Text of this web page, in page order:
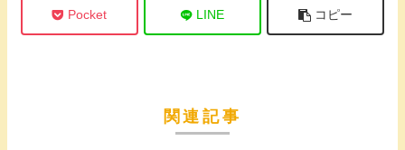
Pocket LINE コピー
関連記事